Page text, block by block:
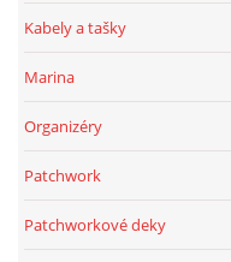
Kabely a tašky
Marina
Organizéry
Patchwork
Patchworkové deky